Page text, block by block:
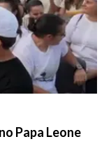
Papa Leone